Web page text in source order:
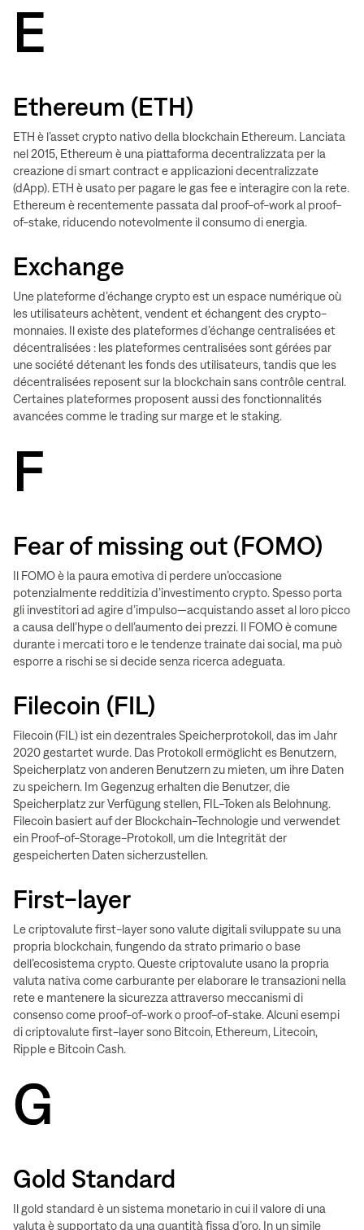
E
Ethereum (ETH)
ETH è l’asset crypto nativo della blockchain Ethereum. Lanciata
nel 2015, Ethereum è una piattaforma decentralizzata per la
creazione di smart contract e applicazioni decentralizzate
(dApp). ETH è usato per pagare le gas fee e interagire con la rete.
Ethereum è recentemente passata dal proof-of-work al proof-
of-stake, riducendo notevolmente il consumo di energia.
Exchange
Une plateforme d’échange crypto est un espace numérique où
les utilisateurs achètent, vendent et échangent des crypto-
monnaies. Il existe des plateformes d’échange centralisées et
décentralisées : les plateformes centralisées sont gérées par
une société détenant les fonds des utilisateurs, tandis que les
décentralisées reposent sur la blockchain sans contrôle central.
Certaines plateformes proposent aussi des fonctionnalités
avancées comme le trading sur marge et le staking.
F
Fear of missing out (FOMO)
Il FOMO è la paura emotiva di perdere un’occasione
potenzialmente redditizia d’investimento crypto. Spesso porta
gli investitori ad agire d’impulso—acquistando asset al loro picco
a causa dell’hype o dell’aumento dei prezzi. Il FOMO è comune
durante i mercati toro e le tendenze trainate dai social, ma può
esporre a rischi se si decide senza ricerca adeguata.
Filecoin (FIL)
Filecoin (FIL) ist ein dezentrales Speicherprotokoll, das im Jahr
2020 gestartet wurde. Das Protokoll ermöglicht es Benutzern,
Speicherplatz von anderen Benutzern zu mieten, um ihre Daten
zu speichern. Im Gegenzug erhalten die Benutzer, die
Speicherplatz zur Verfügung stellen, FIL-Token als Belohnung.
Filecoin basiert auf der Blockchain-Technologie und verwendet
ein Proof-of-Storage-Protokoll, um die Integrität der
gespeicherten Daten sicherzustellen.
First-layer
Le criptovalute first-layer sono valute digitali sviluppate su una
propria blockchain, fungendo da strato primario o base
dell’ecosistema crypto. Queste criptovalute usano la propria
valuta nativa come carburante per elaborare le transazioni nella
rete e mantenere la sicurezza attraverso meccanismi di
consenso come proof-of-work o proof-of-stake. Alcuni esempi
di criptovalute first-layer sono Bitcoin, Ethereum, Litecoin,
Ripple e Bitcoin Cash.
G
Gold Standard
Il gold standard è un sistema monetario in cui il valore di una
valuta è supportato da una quantità fissa d’oro. In un simile